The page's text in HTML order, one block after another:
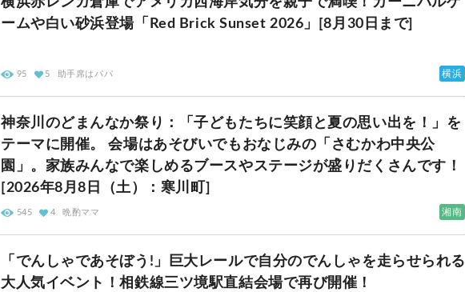
ームや白い砂浜登場「Red Brick Sunset 2026」[8月30日まで]
95 5 助手席はパパ 横浜
神奈川のどまんなか祭り：「子どもたちに笑顔と夏の思い出を！」を
テーマに開催。 会場はあそびいでもおなじみの「さむかわ中央公
園」。家族みんなで楽しめるブースやステージが盛りだくさんです！
[2026年8月8日（土）：寒川町]
545 4 晩酌ママ 湘南
「でんしゃであそぼう!」巨大レールで自分のでんしゃを走らせられる
大人気イベント！相鉄線三ツ境駅直結会場で再び開催！